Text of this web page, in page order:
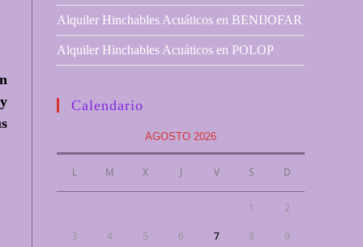
Alquiler Hinchables Acuáticos en BENIJOFAR
Alquiler Hinchables Acuáticos en POLOP
Calendario
AGOSTO 2026
L M X J V S D
1 2
3 4 5 6 7 8 9